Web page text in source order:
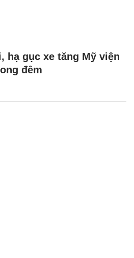
hạ gục xe tăng Mỹ viện
đêm